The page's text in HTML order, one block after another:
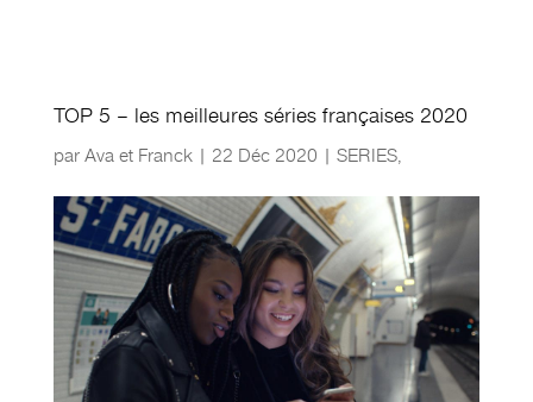
TOP 5 – les meilleures séries françaises 2020
par Ava et Franck| 22 Déc 2020 | SERIES,